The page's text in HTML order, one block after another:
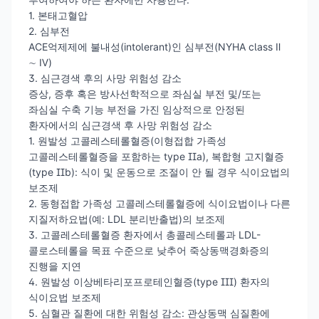
1. 본태고혈압
2. 심부전
ACE억제제에 불내성(intolerant)인 심부전(NYHA class Ⅱ
∼ Ⅳ)
3. 심근경색 후의 사망 위험성 감소
증상, 증후 혹은 방사선학적으로 좌심실 부전 및/또는
좌심실 수축 기능 부전을 가진 임상적으로 안정된
환자에서의 심근경색 후 사망 위험성 감소
1. 원발성 고콜레스테롤혈증(이형접합 가족성
고콜레스테롤혈증을 포함하는 type IIa), 복합형 고지혈증
(type IIb): 식이 및 운동으로 조절이 안 될 경우 식이요법의
보조제
2. 동형접합 가족성 고콜레스테롤혈증에 식이요법이나 다른
지질저하요법(예: LDL 분리반출법)의 보조제
3. 고콜레스테롤혈증 환자에서 총콜레스테롤과 LDL-
콜로스테롤을 목표 수준으로 낮추어 죽상동맥경화증의
진행을 지연
4. 원발성 이상베타리포프로테인혈증(type III) 환자의
식이요법 보조제
5. 심혈관 질환에 대한 위험성 감소: 관상동맥 심질환에